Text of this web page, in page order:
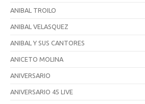
ANIBAL TROILO
ANIBAL VELASQUEZ
ANIBAL Y SUS CANTORES
ANICETO MOLINA
ANIVERSARIO
ANIVERSARIO 45 LIVE